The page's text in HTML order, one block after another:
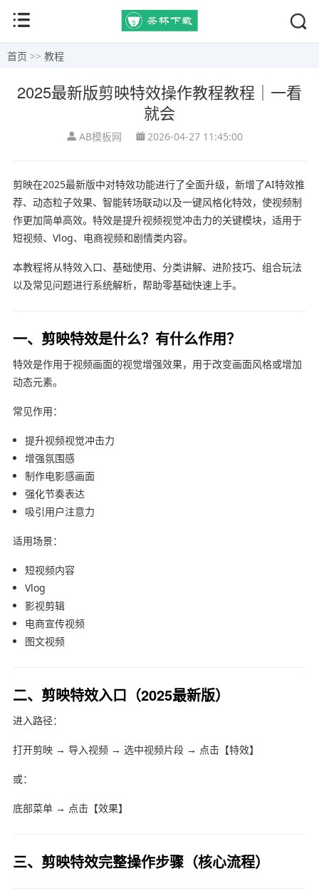
首页 >> 教程
2025最新版剪映特效操作教程教程｜一看
就会
AB模板网 2026-04-27 11:45:00
剪映在2025最新版中对特效功能进行了全面升级，新增了AI特效推
荐、动态粒子效果、智能转场联动以及一键风格化特效，使视频制
作更加简单高效。特效是提升视频视觉冲击力的关键模块，适用于
短视频、Vlog、电商视频和剧情类内容。
本教程将从特效入口、基础使用、分类讲解、进阶技巧、组合玩法
以及常见问题进行系统解析，帮助零基础快速上手。
一、剪映特效是什么？有什么作用？
特效是作用于视频画面的视觉增强效果，用于改变画面风格或增加
动态元素。
常见作用：
提升视频视觉冲击力
增强氛围感
制作电影感画面
强化节奏表达
吸引用户注意力
适用场景：
短视频内容
Vlog
影视剪辑
电商宣传视频
图文视频
二、剪映特效入口（2025最新版）
进入路径：
打开剪映 → 导入视频 → 选中视频片段 → 点击【特效】
或：
底部菜单 → 点击【效果】
三、剪映特效完整操作步骤（核心流程）